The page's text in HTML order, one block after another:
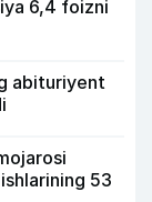
6,4 foizni
abituriyent
53